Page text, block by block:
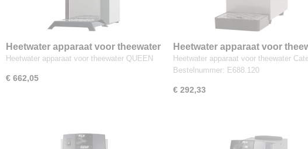
Heetwater apparaat voor theewater
Heetwater apparaat voor theewater QUEEN
€ 662,05
Heetwater apparaat voor
Heetwater apparaat voor theewater
Bestelnummer: E688.120
€ 292,33